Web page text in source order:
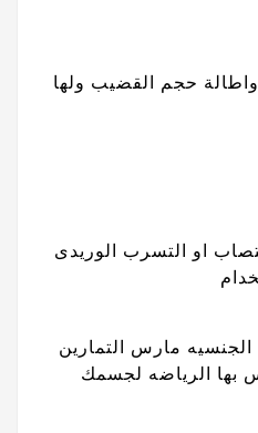
حجم القضيب ولها
او التسرب الوريدى
مارس التمارين
بها الرياضه لجسمك